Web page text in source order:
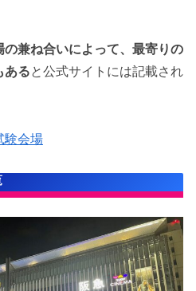
の兼ね合いによって、最寄りの
あると公式サイトには記載され
験会場